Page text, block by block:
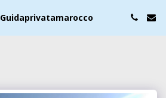
Guidaprivatamarocco